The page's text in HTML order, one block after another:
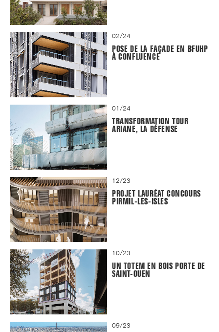
02/24
POSE DE LA FAÇADE EN BFUHP
À CONFLUENCE
01/24
TRANSFORMATION TOUR
ARIANE, LA DÉFENSE
12/23
PROJET LAURÉAT CONCOURS
PIRMIL-LES-ISLES
10/23
UN TOTEM EN BOIS PORTE DE
SAINT-OUEN
09/23